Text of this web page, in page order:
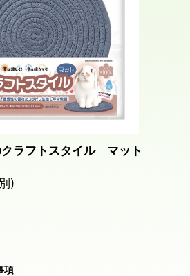
クラフトスタイル マット
)
項